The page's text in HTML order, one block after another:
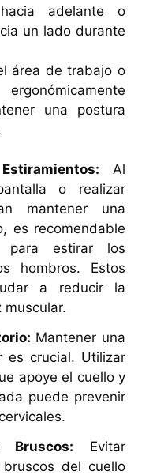
adelante o
un lado durante
área de trabajo o
una postura
Al
o realizar
mantener una
es recomendable
para estirar los
hombros. Estos
a reducir la
muscular.
Mantener una
es crucial. Utilizar
apoye el cuello y
puede prevenir
Bruscos: Evitar
del cuello